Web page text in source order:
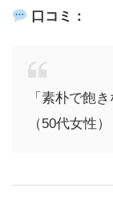
口コミ：
「素朴で飽
（50代女性）